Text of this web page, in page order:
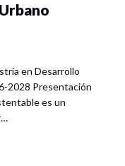
en Desarrollo
2028 Presentación
es un